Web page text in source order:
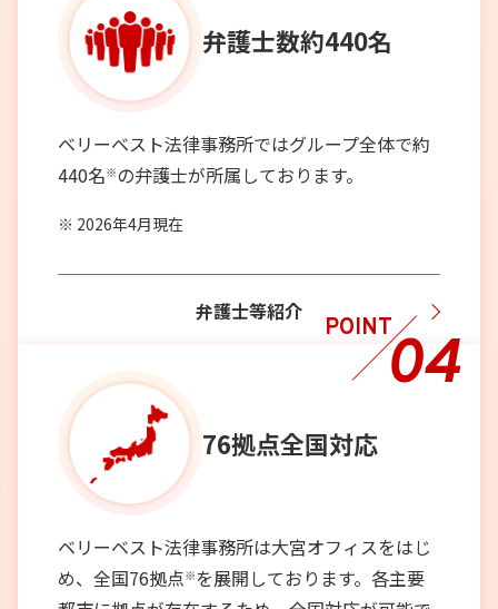
弁護士数約440名
ベリーベスト法律事務所ではグループ全体で約
440名※の弁護士が所属しております。
2026年4月現在
弁護士等紹介
POINT04
76拠点全国対応
ベリーベスト法律事務所は大宮オフィスをはじ
め、全国76拠点※を展開しております。各主要